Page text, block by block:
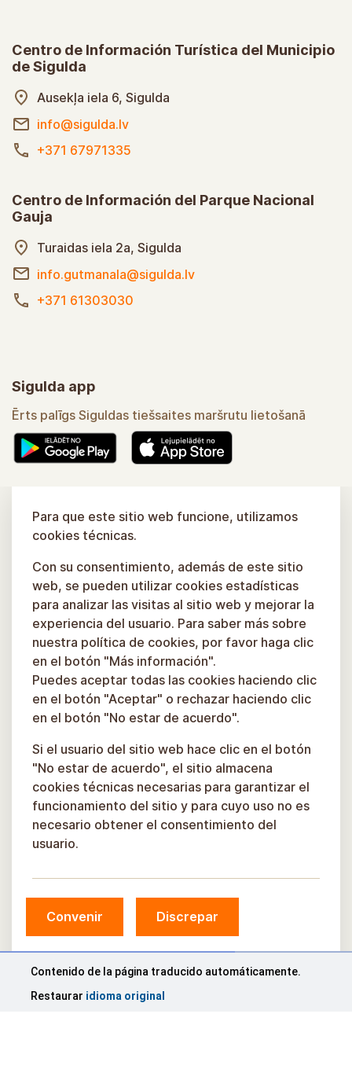
Privātuma politika
Sīkdatņu iestatījumi
Ausekļa iela 6, Sigulda
info@sigulda.lv
+371 67971335
info.gutmanala@sigulda.lv
+371 61303030
Ērts palīgs Siguldas tiešsaites maršrutu lietošanā
Uzzināt vairāk
Para que este sitio web funcione, utilizamos
cookies técnicas.
Con su consentimiento, además de este sitio
web, se pueden utilizar cookies estadísticas
para analizar las visitas al sitio web y mejorar la
experiencia del usuario. Para saber más sobre
nuestra política de cookies, por favor haga clic
en el botón "Más información".
Puedes aceptar todas las cookies haciendo clic
en el botón "Aceptar" o rechazar haciendo clic
en el botón "No estar de acuerdo".
Si el usuario del sitio web hace clic en el botón
"No estar de acuerdo", el sitio almacena
cookies técnicas necesarias para garantizar el
funcionamiento del sitio y para cuyo uso no es
necesario obtener el consentimiento del
usuario.
Convenir Discrepar
Contenido de la página traducido automáticamente.
Restaurar idioma original